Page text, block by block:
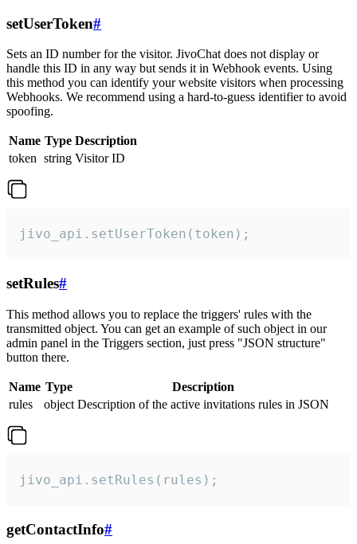
setUserToken#
Sets an ID number for the visitor. JivoChat does not display or
handle this ID in any way but sends it in Webhook events. Using
this method you can identify your website visitors when processing
Webhooks. We recommend using a hard-to-guess identifier to avoid
spoofing.
Name Type Description
token string Visitor ID
jivo_api.setUserToken(token);
setRules#
This method allows you to replace the triggers' rules with the
transmitted object. You can get an example of such object in our
admin panel in the Triggers section, just press "JSON structure"
button there.
Name Type
Description
rules
object Description of the active invitations rules in JSON
jivo_api.setRules(rules);
getContactInfo#